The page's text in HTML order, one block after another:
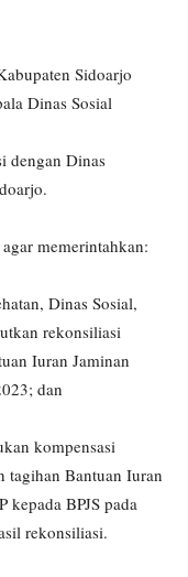
Sidoarjo
Dinas Sosial
dengan Dinas
memerintahkan:
Dinas Sosial,
rekonsiliasi
Iuran Jaminan
dan
kompensasi
tagihan Bantuan Iuran
kepada BPJS pada
rekonsiliasi.